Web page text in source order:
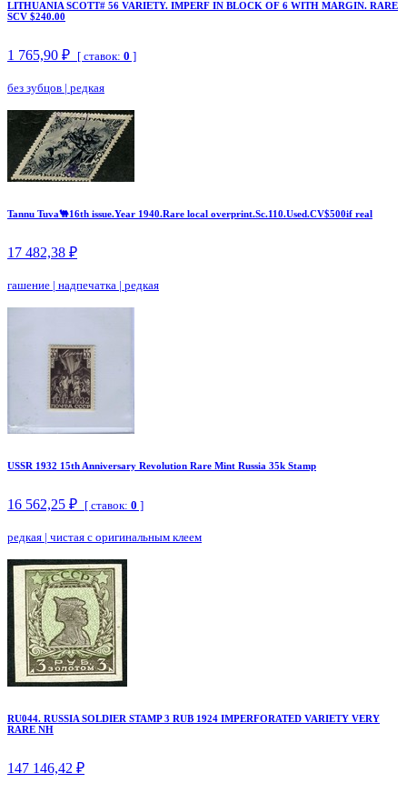
LITHUANIA SCOTT# 56 VARIETY. IMPERF IN BLOCK OF 6 WITH MARGIN. RARE
SCV $240.00
1 765,90 ₽ [ ставок: 0 ]
без зубцов | редкая
Tannu Tuva🐫16th issue.Year 1940.Rare local overprint.Sc.110.Used.CV$500if real
17 482,38 ₽
гашение | надпечатка | редкая
USSR 1932 15th Anniversary Revolution Rare Mint Russia 35k Stamp
16 562,25 ₽ [ ставок: 0 ]
редкая | чистая с оригинальным клеем
RU044. RUSSIA SOLDIER STAMP 3 RUB 1924 IMPERFORATED VARIETY VERY
RARE NH
147 146,42 ₽